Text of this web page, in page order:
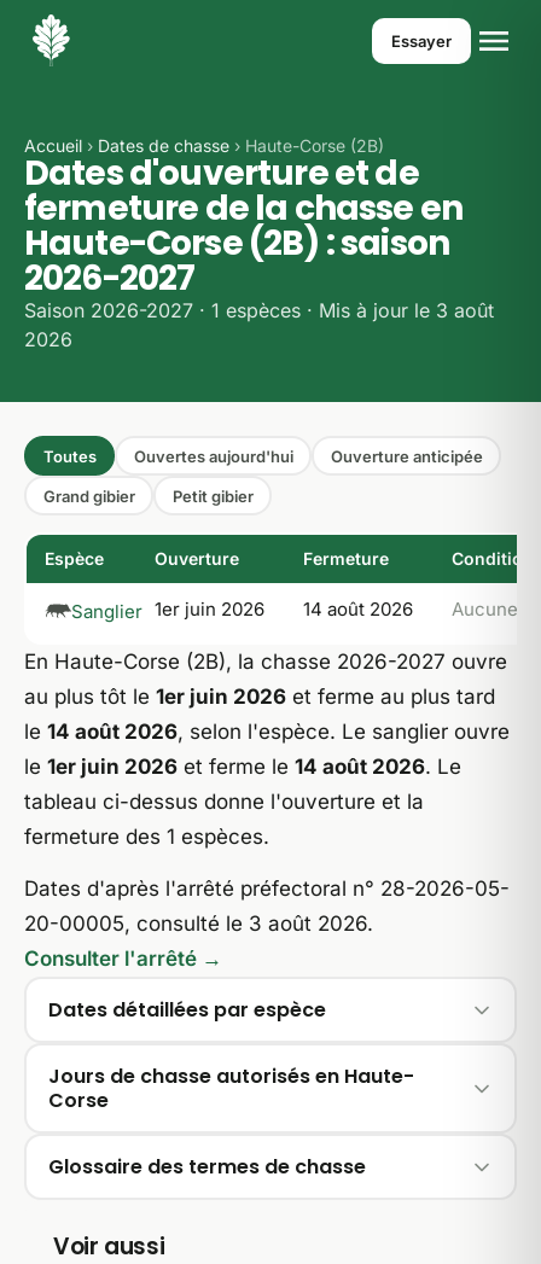
Essayer
Accueil › Dates de chasse › Haute-Corse (2B)
Dates d'ouverture et de
fermeture de la chasse en
Haute-Corse (2B) : saison
2026-2027
Saison 2026-2027 · 1 espèces · Mis à jour le 3 août
2026
Toutes Ouvertes aujourd'hui Ouverture anticipée
Grand gibier Petit gibier
Espèce Ouverture Fermeture
Sanglier 1er juin 2026 14 août 2026 Aucune
En Haute-Corse (2B), la chasse 2026-2027 ouvre
au plus tôt le 1er juin 2026 et ferme au plus tard
le 14 août 2026, selon l'espèce. Le sanglier ouvre
le 1er juin 2026 et ferme le 14 août 2026. Le
tableau ci-dessus donne l'ouverture et la
fermeture des 1 espèces.
Dates d'après l'arrêté préfectoral n° 28-2026-05-
20-00005, consulté le 3 août 2026.
Consulter l'arrêté →
Dates détaillées par espèce
Jours de chasse autorisés en Haute-
Corse
Glossaire des termes de chasse
Voir aussi